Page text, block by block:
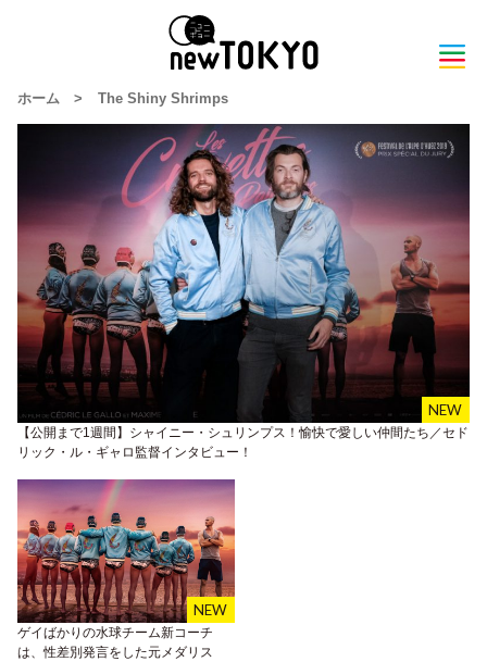
ホーム > The Shiny Shrimps
【公開まで1週間】シャイニー・シュリンプス！愉快で愛しい仲間たち／セド
リック・ル・ギャロ監督インタビュー！
ゲイばかりの水球チーム新コーチ
は、性差別発言をした元メダリス